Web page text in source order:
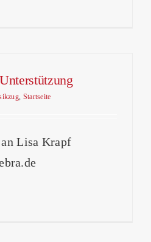
Startseite
Lisa Krapf